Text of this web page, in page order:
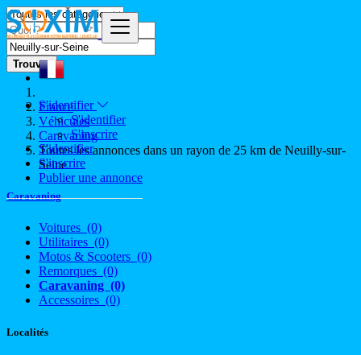
S'identifier
S'identifier
S'inscrire
S'identifier
S'inscrire
Publier une annonce
Trouver
France
Véhicules
Caravaning
Toutes les annonces dans un rayon de 25 km de Neuilly-sur-
Seine
Caravaning
Voitures (0)
Utilitaires (0)
Motos & Scooters (0)
Remorques (0)
Caravaning (0)
Accessoires (0)
Localités